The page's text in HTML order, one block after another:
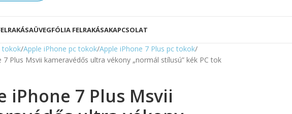
ÜVEGFÓLIA FELRAKÁSAKAPCSOLAT
tokok Apple iPhone pc tokok Apple iPhone 7 Plus pc tokok
7 Plus Msvii kameravédős ultra vékony „normál stílusú” kék PC tok
iPhone 7 Plus Msvii